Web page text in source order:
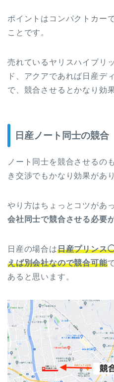
ポイントはコンパクトカー
ことです。
売れているヤリスハイブリ
ド、アクアであれば日産デ
で、競合させるとかなり効
日産ノート同士の競合
ノート同士を競合させるの
き交渉でもかなり効果があ
やり方はちょっとコツがあっ
会社同士で競合させる必要
日産の場合は日産プリン
えば別会社なので競合可能
あると思います。